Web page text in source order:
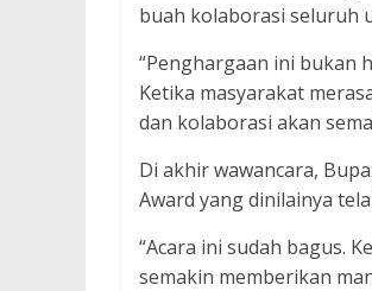
buah kolaborasi seluruh
“Penghargaan ini bukan
Ketika masyarakat
dan kolaborasi akan
Di akhir wawancara,
Award yang dinilainya
“Acara ini sudah bagus.
semakin memberikan